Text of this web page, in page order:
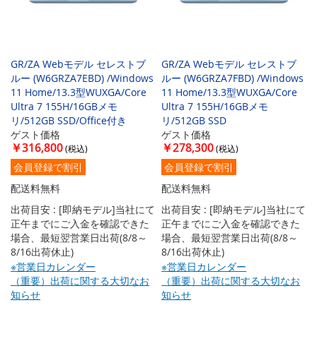
GR/ZA Webモデル セレストブ
ルー (W6GRZA7EBD) /Windows
11 Home/13.3型WUXGA/Core
Ultra 7 155H/16GBメモ
リ/512GB SSD/Office付き
ゲスト価格
￥316,800
会員登録で割引
配送料無料
出荷目安 : [即納モデル]当社にて
正午までにご入金を確認できた
場合、最短翌営業日出荷(8/8～
8/16出荷休止)
※営業日カレンダー
（重要）出荷に関する大切なお
知らせ
GR/ZA Webモデル セレストブ
ルー (W6GRZA7FBD) /Windows
11 Home/13.3型WUXGA/Core
Ultra 7 155H/16GBメモ
リ/512GB SSD
ゲスト価格
￥278,300
会員登録で割引
配送料無料
出荷目安 : [即納モデル]当社にて
正午までにご入金を確認できた
場合、最短翌営業日出荷(8/8～
8/16出荷休止)
※営業日カレンダー
（重要）出荷に関する大切なお
知らせ